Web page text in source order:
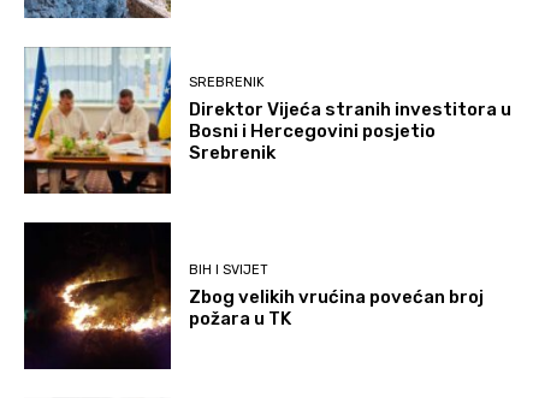
SREBRENIK
Direktor Vijeća stranih investitora u
Bosni i Hercegovini posjetio
Srebrenik
BIH I SVIJET
Zbog velikih vrućina povećan broj
požara u TK